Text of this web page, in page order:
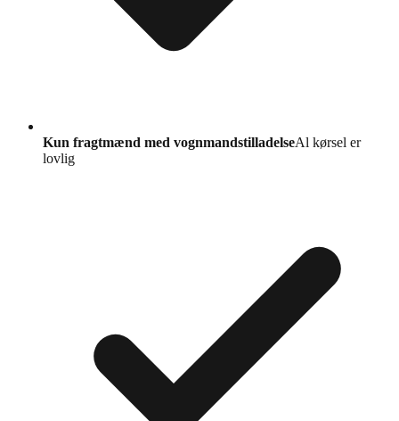
Kun fragtmænd med vognmandstilladelseAl kørsel er
lovlig